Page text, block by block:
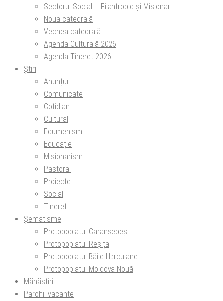
Sectorul Social – Filantropic și Misionar
Noua catedrală
Vechea catedrală
Agenda Culturală 2026
Agenda Tineret 2026
Știri
Anunțuri
Comunicate
Cotidian
Cultural
Ecumenism
Educație
Misionarism
Pastoral
Proiecte
Social
Tineret
Șematisme
Protopopiatul Caransebeș
Protopopiatul Reșița
Protopopiatul Băile Herculane
Protopopiatul Moldova Nouă
Mănăstiri
Parohii vacante